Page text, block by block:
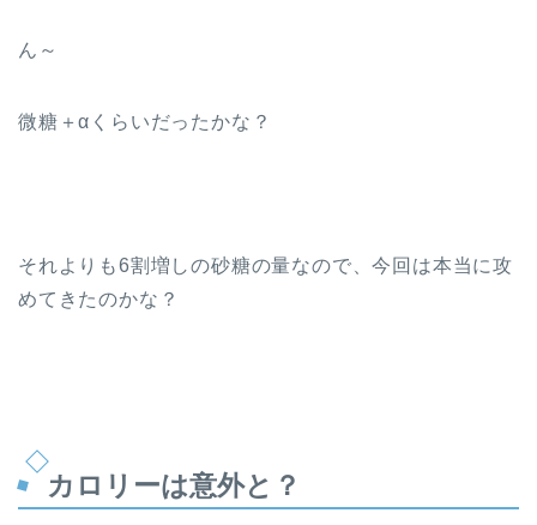
ん～
微糖＋αくらいだったかな？
それよりも6割増しの砂糖の量なので、今回は本当に攻
めてきたのかな？
カロリーは意外と？